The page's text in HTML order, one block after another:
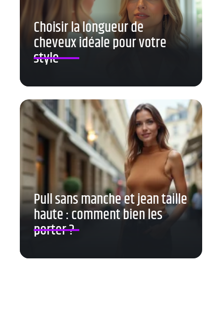
Choisir la longueur de
cheveux idéale pour votre
style
Pull sans manche et jean taille
haute : comment bien les
porter ?